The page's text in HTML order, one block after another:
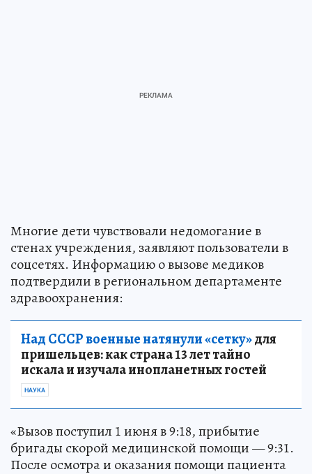
Многие дети чувствовали недомогание в
стенах учреждения, заявляют пользователи в
соцсетях. Информацию о вызове медиков
подтвердили в региональном департаменте
здравоохранения:
Над СССР военные натянули «сетку»для
пришельцев: как страна 13 лет тайно
искала и изучала инопланетных гостей
НАУКА
«Вызов поступил 1 июня в 9:18, прибытие
бригады скорой медицинской помощи — 9:31.
После осмотра и оказания помощи пациента